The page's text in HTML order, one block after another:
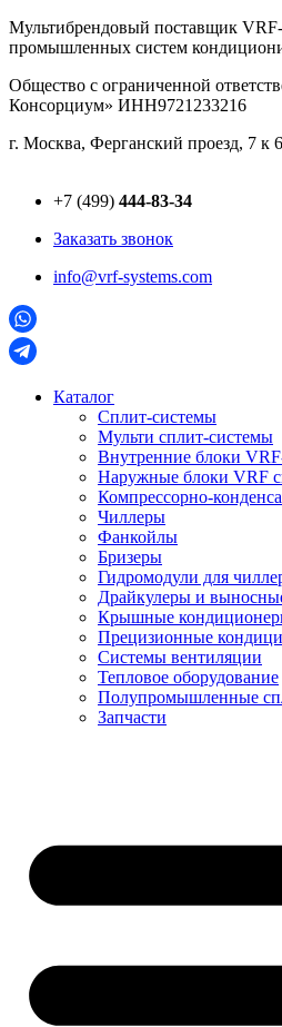
Перейти
к
Мультибрендовый поставщик
промышленных систем
Общество с ограниченной
Консорциум» ИНН9721233216
г. Москва, Ферганский проезд, 7 к
+7 (499) 444-83-34
Заказать звонок
info@vrf-systems.com
Каталог
Сплит-системы
Мульти сплит-системы
Внутренние блоки
Наружные блоки VRF
Компрессорно-
Чиллеры
Фанкойлы
Бризеры
Гидромодули для
Драйкулеры и
Крышные
Прецизионные
Системы вентиляции
Тепловое оборудование
Полупромышленные
Запчасти